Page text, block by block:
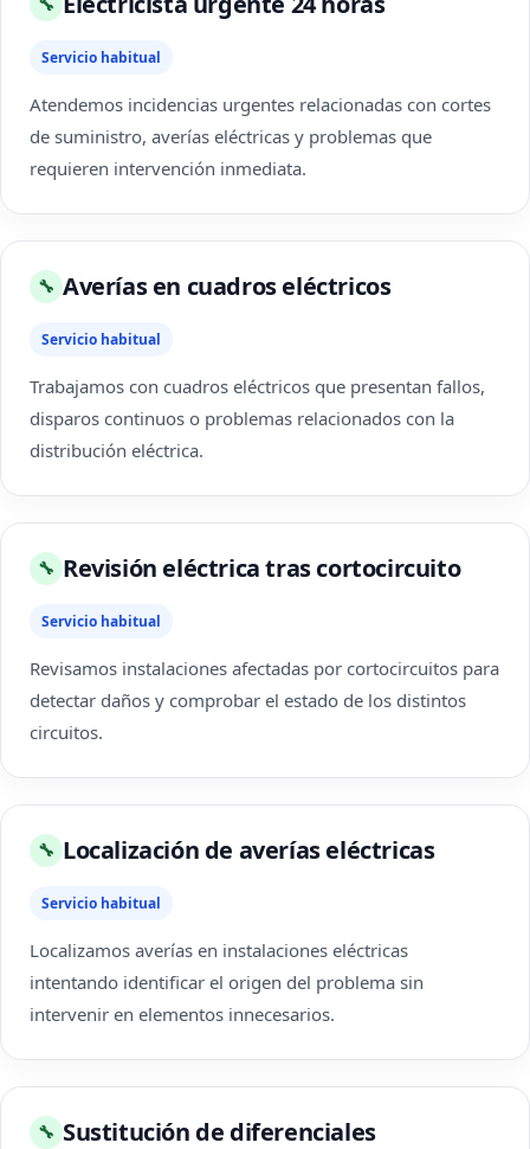
Servicio habitual
Atendemos incidencias urgentes relacionadas con cortes
de suministro, averías eléctricas y problemas que
requieren intervención inmediata.
🔧 Averías en cuadros eléctricos
Servicio habitual
Trabajamos con cuadros eléctricos que presentan fallos,
disparos continuos o problemas relacionados con la
distribución eléctrica.
🔧 Revisión eléctrica tras cortocircuito
Servicio habitual
Revisamos instalaciones afectadas por cortocircuitos para
detectar daños y comprobar el estado de los distintos
circuitos.
🔧 Localización de averías eléctricas
Servicio habitual
Localizamos averías en instalaciones eléctricas
intentando identificar el origen del problema sin
intervenir en elementos innecesarios.
🔧 Sustitución de diferenciales